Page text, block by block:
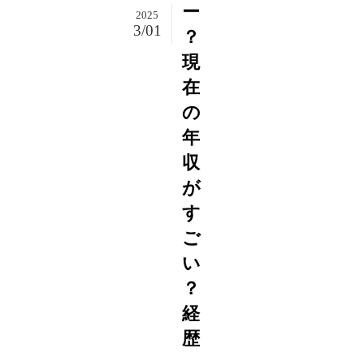
ー
？
現
在
の
年
収
が
す
ご
い
？
経
歴
2025
3/01